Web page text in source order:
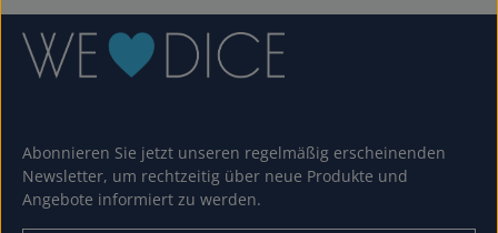
Nachhilfe oder den Einsatz zu Hause – fördert logisches
Denken und rechnerische Fähigkeiten auf unterhaltsame
Weise.
Abonnieren Sie jetzt unseren regelmäßig erscheinenden
Newsletter, um rechtzeitig über neue Produkte und
Angebote informiert zu werden.